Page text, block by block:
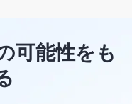
可能性をも